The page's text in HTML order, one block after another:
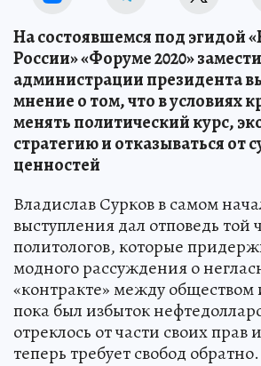
На состоявшемся под эгидой
России» «Форуме 2020»
администрации президента
мнение о том, что в условиях
менять политический курс,
стратегию и отказываться
ценностей
Владислав Сурков в самом
выступления дал отповедь той
политологов, которые
модного рассуждения о
«контракте» между
пока был избыток
отреклось от части своих прав
теперь требует свобод обратно.